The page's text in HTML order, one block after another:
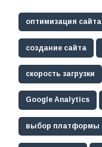
оптимизация сайта
создание сайта
скорость загрузки
Google Analytics
выбор платформы